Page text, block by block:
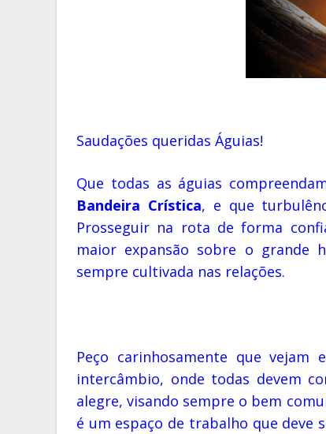
Saudações queridas Águias!
Que todas as águias
Bandeira Crística, e que
Prosseguir na rota de forma
maior expansão sobre o grande
sempre cultivada nas relações.
Peço carinhosamente que
intercâmbio, onde todas devem
alegre, visando sempre o bem
é um espaço de trabalho que deve